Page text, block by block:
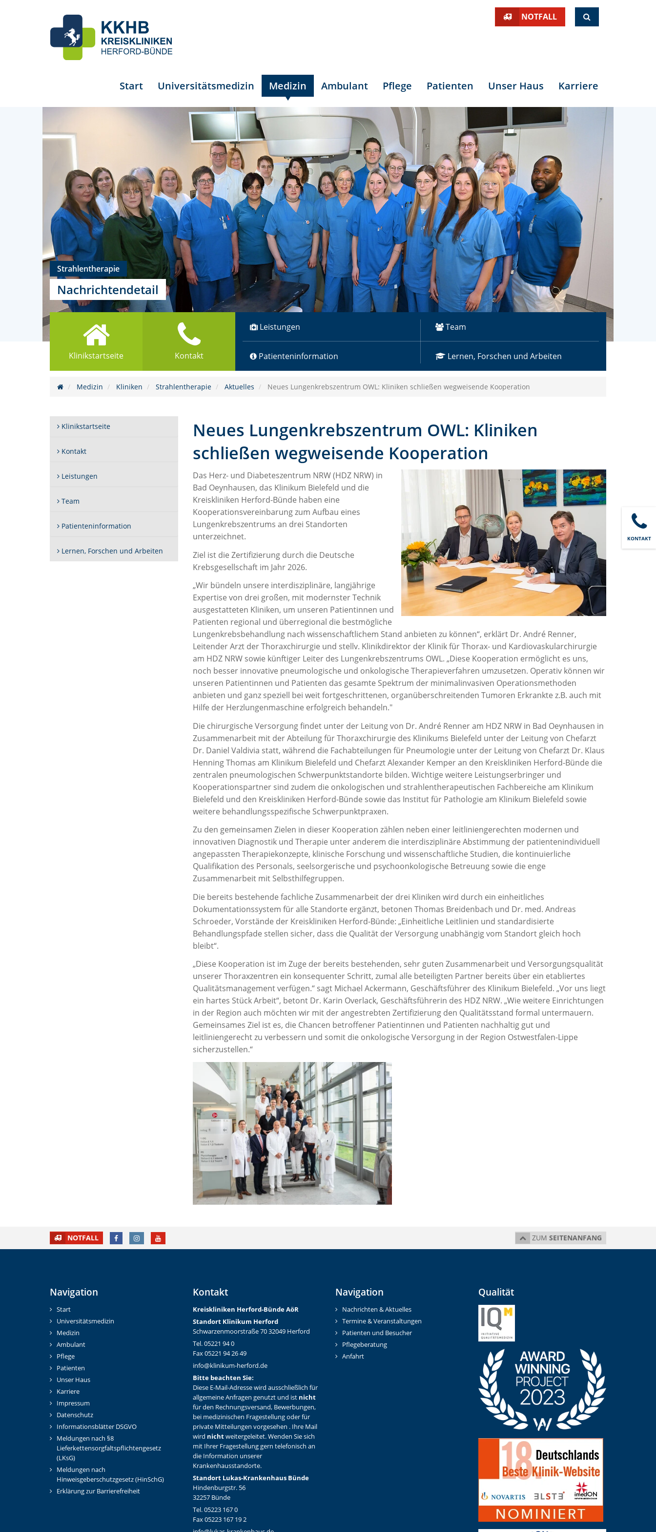
NOTFALL
Start Universitätsmedizin Medizin Ambulant Pflege Patienten Unser Haus Karriere
KONTAKT
Strahlentherapie
Nachrichtendetail
Klinikstartseite Kontakt
Leistungen Team
Patienteninformation Lernen, Forschen und Arbeiten
Medizin Kliniken Strahlentherapie Aktuelles Neues Lungenkrebszentrum OWL: Kliniken schließen wegweisende Kooperation
Neues Lungenkrebszentrum OWL: Kliniken
schließen wegweisende Kooperation
Das Herz- und Diabeteszentrum NRW (HDZ NRW) in
Bad Oeynhausen, das Klinikum Bielefeld und die
Kreiskliniken Herford-Bünde haben eine
Kooperationsvereinbarung zum Aufbau eines
Lungenkrebszentrums an drei Standorten
unterzeichnet.
Ziel ist die Zertifizierung durch die Deutsche
Krebsgesellschaft im Jahr 2026.
„Wir bündeln unsere interdisziplinäre, langjährige
Expertise von drei großen, mit modernster Technik
ausgestatteten Kliniken, um unseren Patientinnen und
Patienten regional und überregional die bestmögliche
Lungenkrebsbehandlung nach wissenschaftlichem Stand anbieten zu können“, erklärt Dr. André Renner,
Leitender Arzt der Thoraxchirurgie und stellv. Klinikdirektor der Klinik für Thorax- und Kardiovaskularchirurgie
am HDZ NRW sowie künftiger Leiter des Lungenkrebszentrums OWL. „Diese Kooperation ermöglicht es uns,
noch besser innovative pneumologische und onkologische Therapieverfahren umzusetzen. Operativ können wir
unseren Patientinnen und Patienten das gesamte Spektrum der minimalinvasiven Operationsmethoden
anbieten und ganz speziell bei weit fortgeschrittenen, organüberschreitenden Tumoren Erkrankte z.B. auch mit
Hilfe der Herzlungenmaschine erfolgreich behandeln."
Die chirurgische Versorgung findet unter der Leitung von Dr. André Renner am HDZ NRW in Bad Oeynhausen in
Zusammenarbeit mit der Abteilung für Thoraxchirurgie des Klinikums Bielefeld unter der Leitung von Chefarzt
Dr. Daniel Valdivia statt, während die Fachabteilungen für Pneumologie unter der Leitung von Chefarzt Dr. Klaus
Henning Thomas am Klinikum Bielefeld und Chefarzt Alexander Kemper an den Kreiskliniken Herford-Bünde die
zentralen pneumologischen Schwerpunktstandorte bilden. Wichtige weitere Leistungserbringer und
Kooperationspartner sind zudem die onkologischen und strahlentherapeutischen Fachbereiche am Klinikum
Bielefeld und den Kreiskliniken Herford-Bünde sowie das Institut für Pathologie am Klinikum Bielefeld sowie
weitere behandlungsspezifische Schwerpunktpraxen.
Zu den gemeinsamen Zielen in dieser Kooperation zählen neben einer leitliniengerechten modernen und
innovativen Diagnostik und Therapie unter anderem die interdisziplinäre Abstimmung der patientenindividuell
angepassten Therapiekonzepte, klinische Forschung und wissenschaftliche Studien, die kontinuierliche
Qualifikation des Personals, seelsorgerische und psychoonkologische Betreuung sowie die enge
Zusammenarbeit mit Selbsthilfegruppen.
Die bereits bestehende fachliche Zusammenarbeit der drei Kliniken wird durch ein einheitliches
Dokumentationssystem für alle Standorte ergänzt, betonen Thomas Breidenbach und Dr. med. Andreas
Schroeder, Vorstände der Kreiskliniken Herford-Bünde: „Einheitliche Leitlinien und standardisierte
Behandlungspfade stellen sicher, dass die Qualität der Versorgung unabhängig vom Standort gleich hoch
bleibt“.
„Diese Kooperation ist im Zuge der bereits bestehenden, sehr guten Zusammenarbeit und Versorgungsqualität
unserer Thoraxzentren ein konsequenter Schritt, zumal alle beteiligten Partner bereits über ein etabliertes
Qualitätsmanagement verfügen.“ sagt Michael Ackermann, Geschäftsführer des Klinikum Bielefeld. „Vor uns liegt
ein hartes Stück Arbeit“, betont Dr. Karin Overlack, Geschäftsführerin des HDZ NRW. „Wie weitere Einrichtungen
in der Region auch möchten wir mit der angestrebten Zertifizierung den Qualitätsstand formal untermauern.
Gemeinsames Ziel ist es, die Chancen betroffener Patientinnen und Patienten nachhaltig gut und
leitliniengerecht zu verbessern und somit die onkologische Versorgung in der Region Ostwestfalen-Lippe
sicherzustellen.“
Klinikstartseite
Kontakt
Leistungen
Team
Patienteninformation
Lernen, Forschen und Arbeiten
NOTFALL FACEBOOKINSTAGRAMYOUTUBE ZUM SEITENANFANG
Navigation
Start
Universitätsmedizin
Medizin
Ambulant
Pflege
Patienten
Unser Haus
Karriere
Impressum
Datenschutz
Informationsblätter DSGVO
Meldungen nach §8
Lieferkettensorgfaltspflichtengesetz
(LKsG)
Meldungen nach
Hinweisgeberschutzgesetz (HinSchG)
Erklärung zur Barrierefreiheit
Kontakt
Kreiskliniken Herford-Bünde AöR
Standort Klinikum Herford
Schwarzenmoorstraße 70 32049 Herford
Tel. 05221 94 0
Fax 05221 94 26 49
info@klinikum-herford.de
Bitte beachten Sie:
Diese E-Mail-Adresse wird ausschließlich für
allgemeine Anfragen genutzt und ist nicht
für den Rechnungsversand, Bewerbungen,
bei medizinischen Fragestellung oder für
private Mitteilungen vorgesehen . Ihre Mail
wird nichtweitergeleitet. Wenden Sie sich
mit Ihrer Fragestellung gern telefonisch an
die Information unserer
Krankenhausstandorte.
Standort Lukas-Krankenhaus Bünde
Hindenburgstr. 56
32257 Bünde
Tel. 05223 167 0
Fax 05223 167 19 2
Navigation
Nachrichten & Aktuelles
Termine & Veranstaltungen
Patienten und Besucher
Pflegeberatung
Anfahrt
Qualität